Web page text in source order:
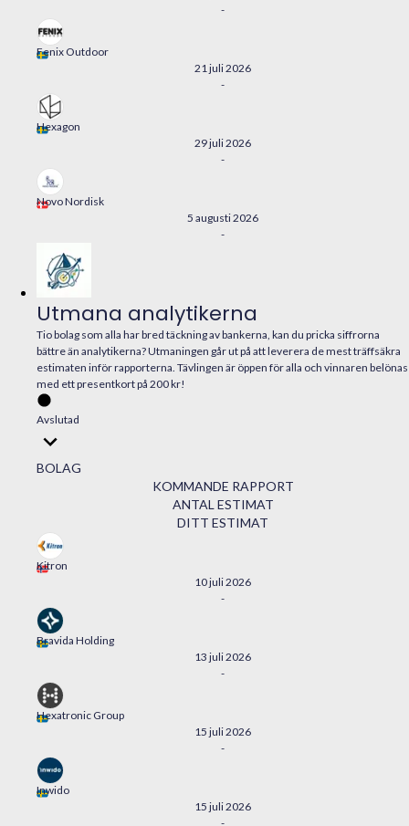
-
Fenix Outdoor
21 juli 2026
-
Hexagon
29 juli 2026
-
Novo Nordisk
5 augusti 2026
-
Utmana analytikerna
Tio bolag som alla har bred täckning av bankerna, kan du pricka siffrorna
bättre än analytikerna? Utmaningen går ut på att leverera de mest träffsäkra
estimaten inför rapporterna. Tävlingen är öppen för alla och vinnaren belönas
med ett presentkort på 200 kr!
Avslutad
BOLAG
KOMMANDE RAPPORT
ANTAL ESTIMAT
DITT ESTIMAT
Kitron
10 juli 2026
-
Bravida Holding
13 juli 2026
-
Hexatronic Group
15 juli 2026
-
Inwido
15 juli 2026
-